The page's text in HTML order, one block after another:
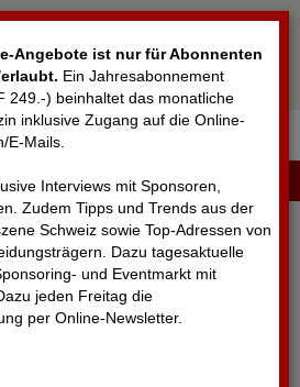
Angebote ist nur für Abonnenten
. Ein Jahresabonnement
249.-) beinhaltet das monatliche
inklusive Zugang auf die Online-
E-Mails.
Interviews mit Sponsoren,
Zudem Tipps und Trends aus der
Schweiz sowie Top-Adressen von
Dazu tagesaktuelle
und Eventmarkt mit
jeden Freitag die
per Online-Newsletter.